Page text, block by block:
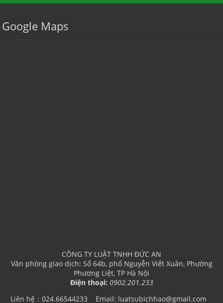
Google Maps
CÔNG TY LUẬT TNHH ĐỨC AN
Văn phòng giao dịch: Số 64b, phố Nguyễn Viết Xuân, Phường
Phương Liệt, TP Hà Nội
Điện thoại: 0902.201.233
Liên hệ：024.66544233 Email: luatsubichhao@gmail.com